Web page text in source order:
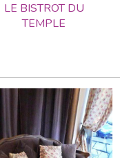
LE BISTROT DU
TEMPLE